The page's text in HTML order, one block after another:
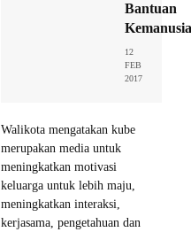
Bantuan
12
FEB
2017
Walikota mengatakan kube
merupakan media untuk
meningkatkan motivasi
keluarga untuk lebih maju,
meningkatkan interaksi,
kerjasama, pengetahuan dan